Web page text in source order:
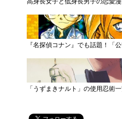
『名探偵コナン』でも話題！「
「うずまきナルト」の使用忍術